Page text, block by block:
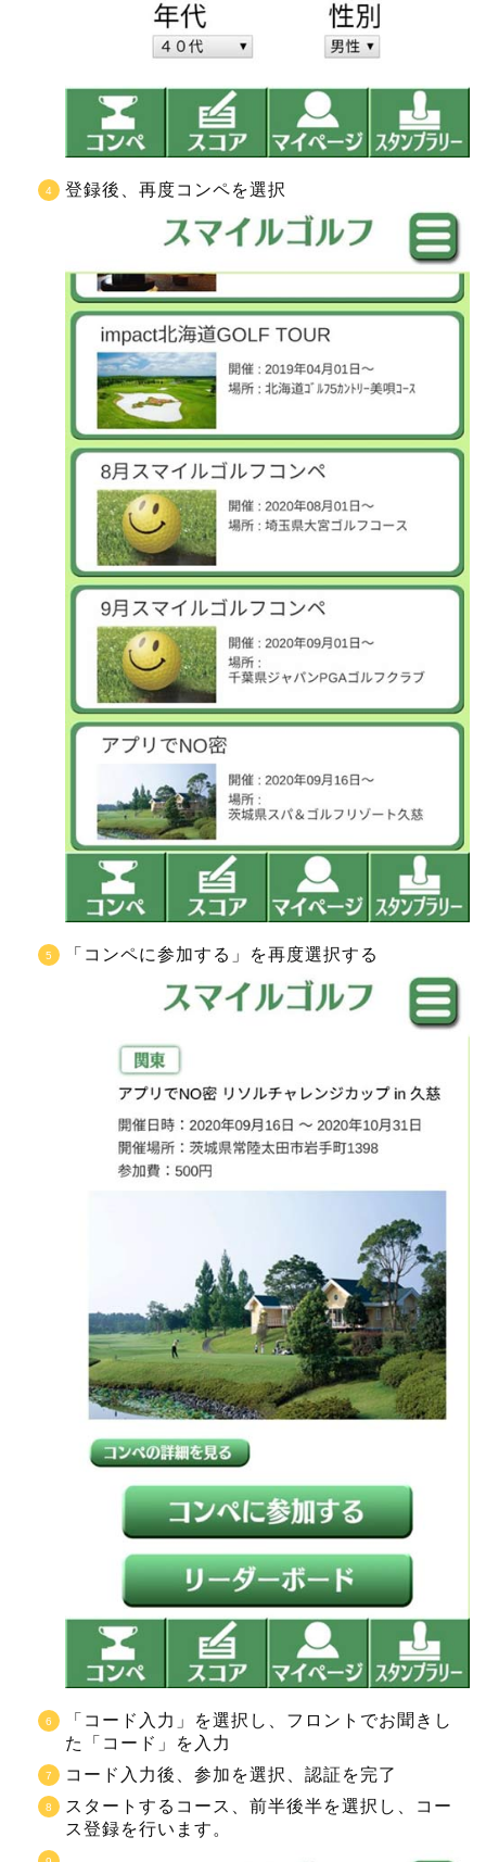
登録後、再度コンペを選択
「コンペに参加する」を再度選択する
「コード入力」を選択し、フロントでお聞きし
た「コード」を入力
コード入力後、参加を選択、認証を完了
スタートするコース、前半後半を選択し、コー
ス登録を行います。